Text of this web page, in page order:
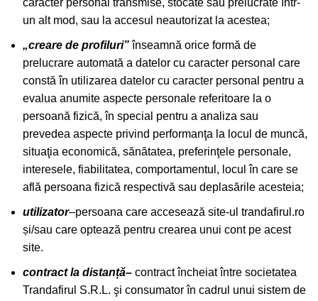
caracter personal transmise, stocate sau prelucrate într-
un alt mod, sau la accesul neautorizat la acestea;
„creare de profiluri”înseamnă orice formă de
prelucrare automată a datelor cu caracter personal care
constă în utilizarea datelor cu caracter personal pentru a
evalua anumite aspecte personale referitoare la o
persoană fizică, în special pentru a analiza sau
prevedea aspecte privind performanţa la locul de muncă,
situaţia economică, sănătatea, preferinţele personale,
interesele, fiabilitatea, comportamentul, locul în care se
află persoana fizică respectivă sau deplasările acesteia;
utilizator–persoana care accesează site-ul trandafirul.ro
și/sau care optează pentru crearea unui cont pe acest
site.
contract la distanță– contract încheiat între societatea
Trandafirul S.R.L. şi consumator în cadrul unui sistem de